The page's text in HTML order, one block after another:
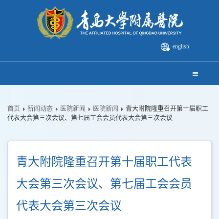
english
首页 新闻动态 医院新闻 医院新闻
青大附院隆重召开第十届职工
代表大会第三次会议、第七届工会会员代表大会第三次会议
青大附院隆重召开第十届职工代表
大会第三次会议、第七届工会会员
代表大会第三次会议